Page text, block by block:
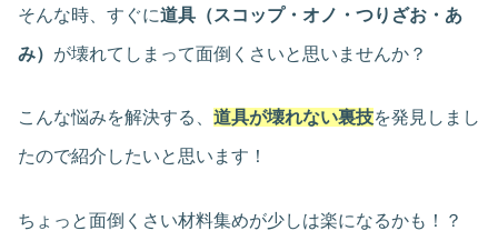
そんな時、すぐに道具（スコップ・オノ・つりざお・あ
み） が壊れてしまって面倒くさいと思いませんか？
こんな悩みを解決する、 道具が壊れない裏技を発見しまし
たので紹介したいと思います！
ちょっと面倒くさい材料集めが少しは楽になるかも！？